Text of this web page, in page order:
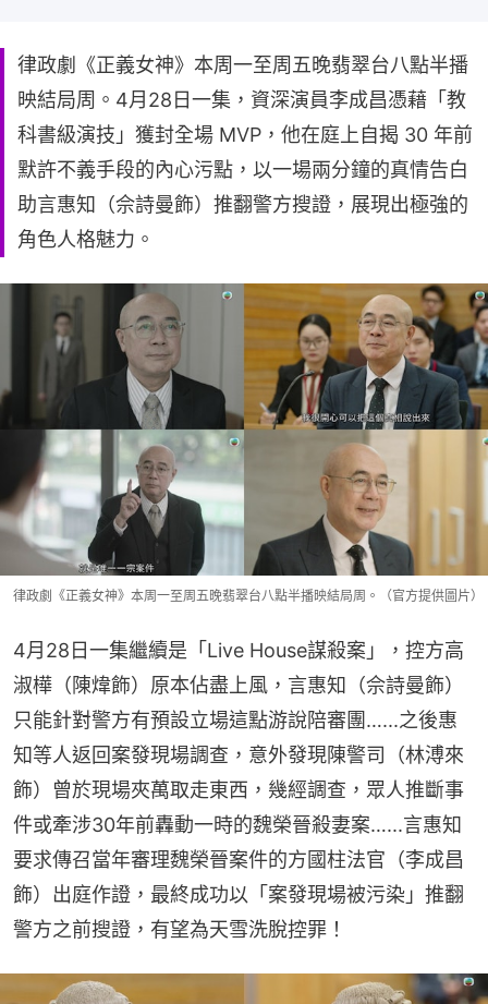
律政劇《正義女神》本周一至周五晚翡翠台八點半播
映結局周。4月28日一集，資深演員李成昌憑藉「教
科書級演技」獲封全場 MVP，他在庭上自揭 30 年前
默許不義手段的內心污點，以一場兩分鐘的真情告白
助言惠知（佘詩曼飾）推翻警方搜證，展現出極強的
角色人格魅力。
律政劇《正義女神》本周一至周五晚翡翠台八點半播映結局周。（官方提供圖片）
4月28日一集繼續是「Live House謀殺案」，控方高
淑樺（陳煒飾）原本佔盡上風，言惠知（佘詩曼飾）
只能針對警方有預設立場這點游說陪審團…...之後惠
知等人返回案發現場調查，意外發現陳警司（林溥來
飾）曾於現場夾萬取走東西，幾經調查，眾人推斷事
件或牽涉30年前轟動一時的魏榮晉殺妻案…...言惠知
要求傳召當年審理魏榮晉案件的方國柱法官（李成昌
飾）出庭作證，最終成功以「案發現場被污染」推翻
警方之前搜證，有望為天雪洗脫控罪！